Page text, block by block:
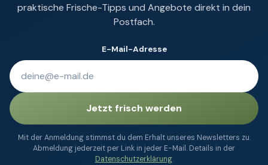
praktische Frische-Tipps und Angebote direkt in dein
Postfach.
E-Mail-Adresse
Jetzt frisch werden
Mit der Anmeldung stimmst du dem Erhalt unseres Newsletters zu.
Abmeldung jederzeit per Link in jeder E-Mail. Details in der
Datenschutzerklärung.